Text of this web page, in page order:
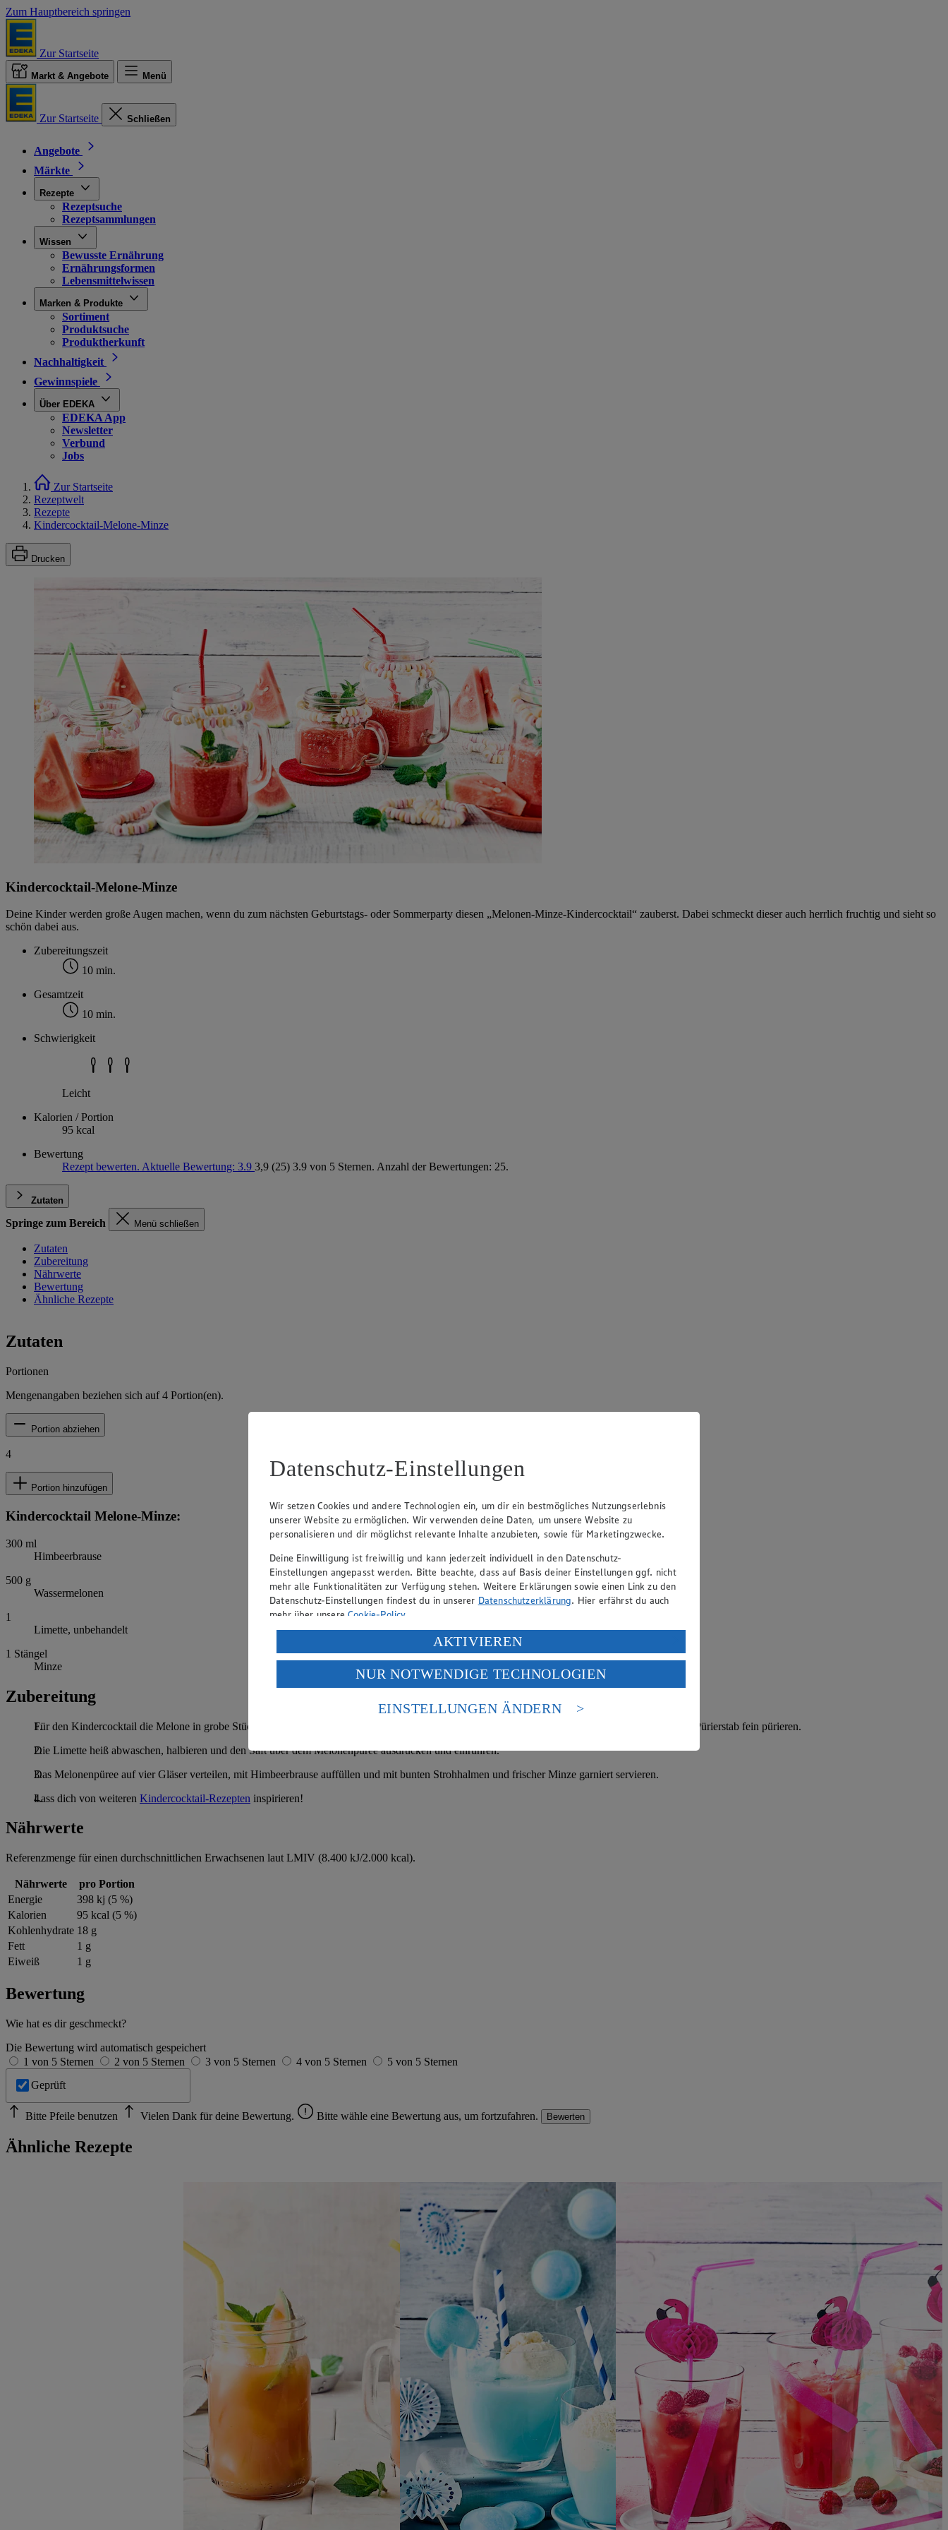
Zum Hauptbereich springen
Zur Startseite
Markt & Angebote Menü
Zur Startseite Schließen
Angebote
Märkte
Rezepte
Rezeptsuche
Rezeptsammlungen
Wissen
Bewusste Ernährung
Ernährungsformen
Lebensmittelwissen
Marken & Produkte
Sortiment
Produktsuche
Produktherkunft
Nachhaltigkeit
Gewinnspiele
Über EDEKA
EDEKA App
Newsletter
Verbund
Jobs
Zur Startseite
Rezeptwelt
Rezepte
Kindercocktail-Melone-Minze
Drucken
Kindercocktail-Melone-Minze
Deine Kinder werden große Augen machen, wenn du zum nächsten Geburtstags- oder Sommerparty diesen „Melonen-Minze-Kindercocktail“ zauberst. Dabei schmeckt dieser auch herrlich fruchtig und sieht so
schön dabei aus.
Zubereitungszeit
10 min.
Gesamtzeit
10 min.
Schwierigkeit
Leicht
Kalorien / Portion
95 kcal
Bewertung
Rezept bewerten. Aktuelle Bewertung: 3.9 3,9 (25) 3.9 von 5 Sternen. Anzahl der Bewertungen: 25.
Zutaten
Springe zum Bereich Menü schließen
Zutaten
Zubereitung
Nährwerte
Bewertung
Ähnliche Rezepte
Zutaten
Portionen
Mengenangaben beziehen sich auf4 Portion(en).
Portion abziehen
4
Portion hinzufügen
Kindercocktail Melone-Minze:
300 ml
Himbeerbrause
500 g
Wassermelonen
1
Limette, unbehandelt
1 Stängel
Minze
Zubereitung
Für den Kindercocktail die Melone in grobe Stücke schneiden und grob von Kernen befreien. In einer hohen Schüssel die Melonenstücke mit einem Pürierstab fein pürieren.
Die Limette heiß abwaschen, halbieren und den Saft über dem Melonenpüree ausdrücken und einrühren.
Das Melonenpüree auf vier Gläser verteilen, mit Himbeerbrause auffüllen und mit bunten Strohhalmen und frischer Minze garniert servieren.
Lass dich von weiteren Kindercocktail-Rezepten inspirieren!
Nährwerte
Referenzmenge für einen durchschnittlichen Erwachsenen laut LMIV (8.400 kJ/2.000 kcal).
Nährwerte
pro Portion
Energie
398 kj (5 %)
Kalorien
95 kcal (5 %)
Kohlenhydrate 18 g
Fett
1 g
Eiweiß
1 g
Bewertung
Wie hat es dir geschmeckt?
Die Bewertung wird automatisch gespeichert
1 von 5 Sternen
2 von 5 Sternen 3 von 5 Sternen 4 von 5 Sternen
5 von 5 Sternen
Geprüft
Bitte Pfeile benutzen Vielen Dank für deine Bewertung. Bitte wähle eine Bewertung aus, um fortzufahren. Bewerten
Ähnliche Rezepte
Datenschutz-Einstellungen
Wir setzen Cookies und andere Technologien ein, um dir ein bestmögliches Nutzungserlebnis
unserer Website zu ermöglichen. Wir verwenden deine Daten, um unsere Website zu
personalisieren und dir möglichst relevante Inhalte anzubieten, sowie für Marketingzwecke.
Deine Einwilligung ist freiwillig und kann jederzeit individuell in den Datenschutz-
Einstellungen angepasst werden. Bitte beachte, dass auf Basis deiner Einstellungen ggf. nicht
mehr alle Funktionalitäten zur Verfügung stehen. Weitere Erklärungen sowie einen Link zu den
Datenschutz-Einstellungen findest du in unserer Datenschutzerklärung. Hier erfährst du auch
mehr über unsereCookie-Policy.
Verarbeitung deiner personenbezogenen Daten in den USA durch Facebook und YouTube:
Wenn du auf „Aktivieren“ klickst, willigst du im Sinne des Art. 49 Abs. 1 Satz 1 lit. a) DSGVO
ein, dass deine Daten in den USA verarbeitet werden. Der EuGH sieht die USA als Land mit
einem nach europäischen Standards nicht angemessenen Datenschutzniveau an. Es besteht das
Risiko eines Zugriffs durch US-amerikanische Behörden.
AKTIVIEREN
NUR NOTWENDIGE TECHNOLOGIEN
EINSTELLUNGEN ÄNDERN